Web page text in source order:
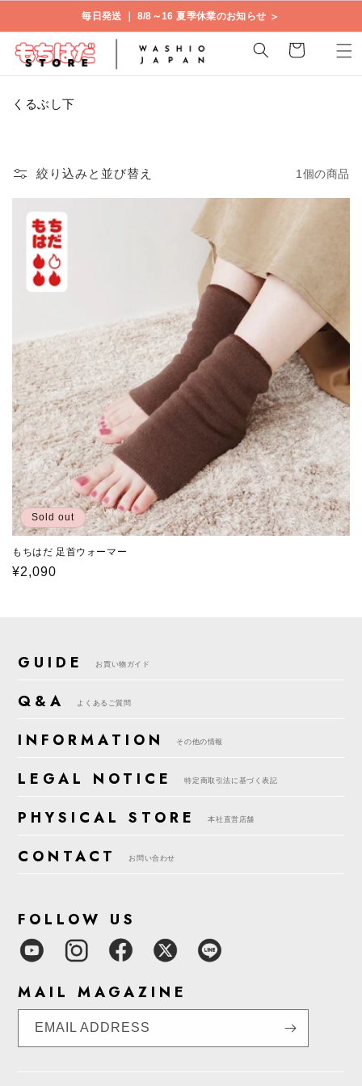
コンテ
進む
毎日発送 ｜ 8/8～16 夏季休業のお知らせ ＞
カ
ー
コ
ン
:
くるぶし下
絞り込みと並び替え 1個の商品
Sold out
もちはだ 足首ウォーマー
通
¥2,090
GUIDE お買い物ガイド
Q&A よくあるご質問
INFORMATION その他の情報
LEGAL NOTICE 特定商取引法に基づく表記
PHYSICAL STORE 本社直営店舗
CONTACT お問い合わせ
FOLLOW US
MAIL MAGAZINE
EMAIL ADDRESS